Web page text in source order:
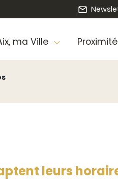
ma Ville Proximité
leurs